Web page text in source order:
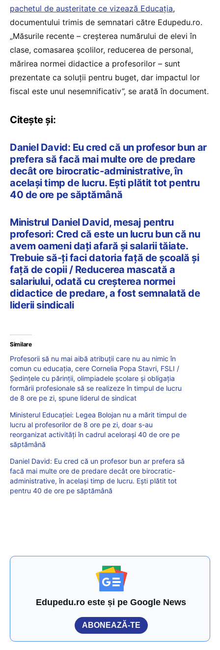
pachetul de austeritate ce vizează Educația,
documentului trimis de semnatari către Edupedu.ro.
„Măsurile recente – creșterea numărului de elevi în
clase, comasarea școlilor, reducerea de personal,
mărirea normei didactice a profesorilor – sunt
prezentate ca soluții pentru buget, dar impactul lor
fiscal este unul nesemnificativ”, se arată în document.
Citește și:
Daniel David: Eu cred că un profesor bun ar
prefera să facă mai multe ore de predare
decât ore birocratic-administrative, în
același timp de lucru. Ești plătit tot pentru
40 de ore pe săptămână
Ministrul Daniel David, mesaj pentru
profesori: Cred că este un lucru bun că nu
avem oameni dați afară și salarii tăiate.
Trebuie să-ți faci datoria față de școală și
față de copii / Reducerea mascată a
salariului, odată cu creșterea normei
didactice de predare, a fost semnalată de
liderii sindicali
Similare
Profesorii să nu mai aibă atribuții care nu au nimic în
comun cu educația, cere Cornelia Popa Stavri, FSLI /
Ședințele cu părinții, olimpiadele școlare și obligația
formării profesionale să se realizeze în timpul de lucru
de 8 ore pe zi, spune liderul de sindicat
Ministerul Educației: Legea Bolojan nu a mărit timpul de
lucru al profesorilor de 8 ore pe zi, doar s-au
reorganizat activități în cadrul aceloraşi 40 de ore pe
săptămână
Daniel David: Eu cred că un profesor bun ar prefera să
facă mai multe ore de predare decât ore birocratic-
administrative, în același timp de lucru. Ești plătit tot
pentru 40 de ore pe săptămână
Edupedu.ro este și pe Google News
ABONEAZĂ-TE